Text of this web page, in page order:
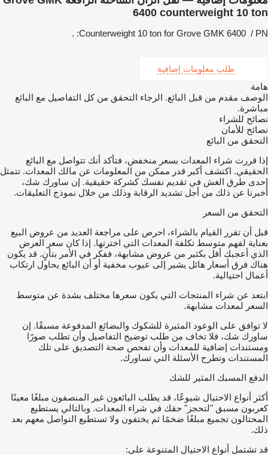
6400 counterweight 10 ton
Counterweight 10 ton for Grove GMK 6400 / PN: .
طلب معلومات إضافية
هامة
الوصف مقدم من قبل البائع. الرجاء التحقق من كل التفاصيل مع البائع
مباشرة.
نصائح للشراء
نصائح للأمان
التحقق من البائع
إذا قررت شراء المعدات بسعر منخفض، فتأكد أنك تتواصل مع البائع
الحقيقي. اكتشف أكبر قدر ممكن من المعلومات عن مالك المعدات. تتمثل
إحدى طرق الغش في تقديم نفسك كشركة حقيقية. إن ساورك شك،
أخبرنا عن ذلك من أجل تشديد الرقابة وذلك من خلال نموذج التعليقات.
التحقق من السعر
قبل أن تقرر القيام بالشراء، احرص على مراجعة العديد من عروض البيع
بعناية لفهم متوسط تكلفة المعدات التي اخترتها. إذا كان سعر العرض
الذي أعجبك أقل بكثير من عروض مشابهة، ففكر في الأمر بتأنٍ. قد يكون
هناك فرق أسعار هائل يشير إلى عيوب مخفية أو أن البائع يحاول ارتكاب
أعمال احتيالية.
ابتعد عن شراء المنتجات التي يكون سعرها مختلف بشدة عن متوسط
السعر لمعدات مشابهة.
لا توافق على الوعود المثيرة للشكوك والبضائع المدفوعة مسبقًا. إن
ساورك شك، فلا تخاف من طلب توضيح التفاصيل وأن تطلب صورًا
ومستندات إضافية للمعدات وأن تفحص صحة التصديق على تلك
المستندات وتطرح الأسئلة التي تساورك.
الدفع المسبك المثير للشك
أكثر أنواع الاحتيال شيوعًا، قد يطلب البائعون غير المنصفون مبلغًا معينًا
كعربون مسبق "لتحجز" حقك في شراء المعدات. وبالتالي يستطيع
المحتالون تجميع مبلغًا ضخمًا ثم يختفون ولا تستطيع التواصل معهم بعد
ذلك.
قد تشتمل أنواع الاحتيال المتنوعة على: